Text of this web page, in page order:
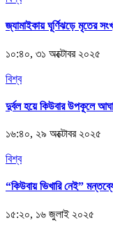
জ্যামাইকায় ঘূর্ণিঝড়ে মৃতের
১০:৪০, ৩১ অক্টোবর ২০২৫
বিশ্ব
দুর্বল হয়ে কিউবার উপকূলে
১৬:৪০, ২৯ অক্টোবর ২০২৫
বিশ্ব
“কিউবায় ভিখারি নেই”
১৫:২০, ১৬ জুলাই ২০২৫